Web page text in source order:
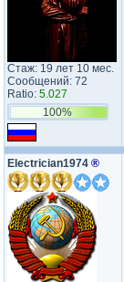
Стаж: 19 лет 10 мес.
Сообщений: 72
Ratio: 5.027
100%
Electrician1974 ®